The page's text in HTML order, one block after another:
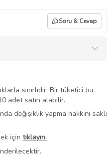
Soru & Cevap
sınırlıdır. Bir tüketici bu
adet satın alabilir.
değişiklik yapma hakkını saklı
için tıklayın.